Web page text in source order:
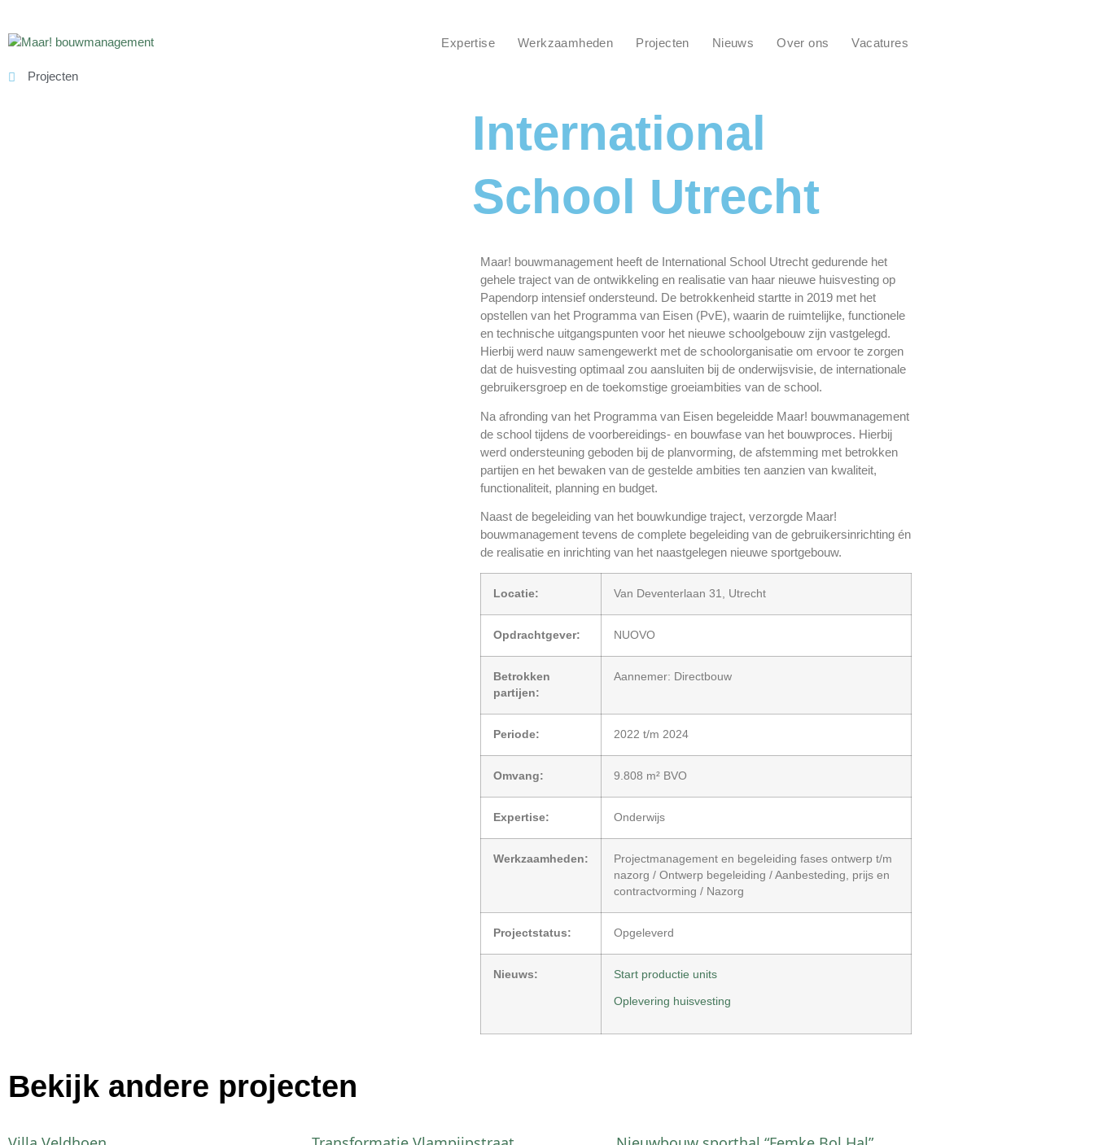
Expertise Werkzaamheden Projecten Nieuws Over ons Vacatures
Projecten
International
School Utrecht
Maar! bouwmanagement heeft de International School Utrecht gedurende het
gehele traject van de ontwikkeling en realisatie van haar nieuwe huisvesting op
Papendorp intensief ondersteund. De betrokkenheid startte in 2019 met het
opstellen van het Programma van Eisen (PvE), waarin de ruimtelijke, functionele
en technische uitgangspunten voor het nieuwe schoolgebouw zijn vastgelegd.
Hierbij werd nauw samengewerkt met de schoolorganisatie om ervoor te zorgen
dat de huisvesting optimaal zou aansluiten bij de onderwijsvisie, de internationale
gebruikersgroep en de toekomstige groeiambities van de school.
Na afronding van het Programma van Eisen begeleidde Maar! bouwmanagement
de school tijdens de voorbereidings- en bouwfase van het bouwproces. Hierbij
werd ondersteuning geboden bij de planvorming, de afstemming met betrokken
partijen en het bewaken van de gestelde ambities ten aanzien van kwaliteit,
functionaliteit, planning en budget.
Naast de begeleiding van het bouwkundige traject, verzorgde Maar!
bouwmanagement tevens de complete begeleiding van de gebruikersinrichting én
de realisatie en inrichting van het naastgelegen nieuwe sportgebouw.
Locatie: Van Deventerlaan 31, Utrecht
Opdrachtgever: NUOVO
Betrokken
partijen:
Aannemer: Directbouw
Periode: 2022 t/m 2024
Omvang: 9.808 m² BVO
Expertise: Onderwijs
Werkzaamheden:
Projectmanagement en begeleiding fases ontwerp t/m
nazorg / Ontwerp begeleiding / Aanbesteding, prijs en
contractvorming / Nazorg
Projectstatus: Opgeleverd
Nieuws: Start productie units
Oplevering huisvesting
Bekijk andere projecten